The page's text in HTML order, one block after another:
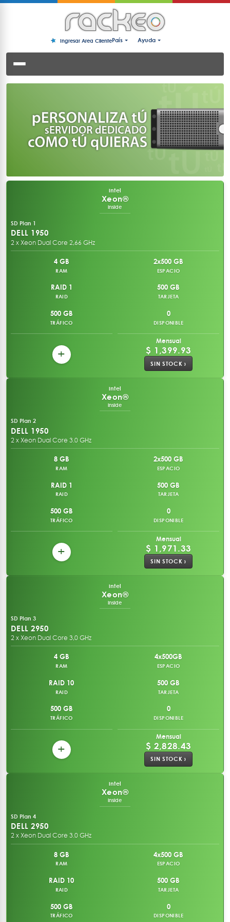
Ingresar Area ClientePaís Ayuda
intel
Xeon®
inside
SD Plan 1
DELL 1950
2 x Xeon Dual Core 2,66 GHz
4 GB
RAM
2x500 GB
ESPACIO
RAID 1
RAID
500 GB
TARJETA
500 GB
TRÁFICO
0
DISPONIBLE
+
Mensual
$ 1,399.93
SIN STOCK ›
intel
Xeon®
inside
SD Plan 2
DELL 1950
2 x Xeon Dual Core 3.0 GHz
8 GB
RAM
2x500 GB
ESPACIO
RAID 1
RAID
500 GB
TARJETA
500 GB
TRÁFICO
0
DISPONIBLE
+
Mensual
$ 1,971.33
SIN STOCK ›
intel
Xeon®
inside
SD Plan 3
DELL 2950
2 x Xeon Dual Core 3,0 GHz
4 GB
RAM
4x500GB
ESPACIO
RAID 10
RAID
500 GB
TARJETA
500 GB
TRÁFICO
0
DISPONIBLE
+
Mensual
$ 2,828.43
SIN STOCK ›
intel
Xeon®
inside
SD Plan 4
DELL 2950
2 x Xeon Dual Core 3.0 GHz
8 GB
RAM
4x500 GB
ESPACIO
RAID 10
RAID
500 GB
TARJETA
500 GB
TRÁFICO
0
DISPONIBLE